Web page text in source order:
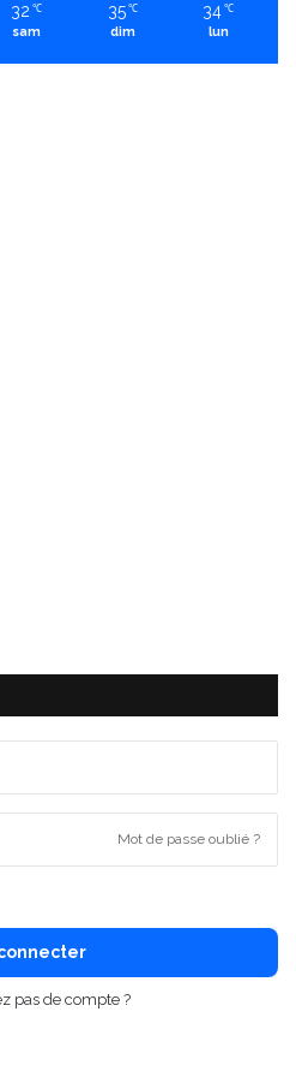
32 ℃
sam
35 ℃
dim
34 ℃
lun
Mot de passe oublié ?
pas de compte ?